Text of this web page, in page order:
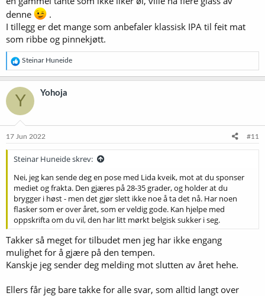
denne
.
I tillegg er det mange som anbefaler klassisk IPA til feit mat
som ribbe og pinnekjøtt.
R
e
a
k
s
o
e
Steinar Huneide
Y Yohoja
17 Jun 2022 #11
Steinar Huneide skrev:
Nei, jeg kan sende deg en pose med Lida kveik, mot at du sponser
mediet og frakta. Den gjæres på 28-35 grader, og holder at du
brygger i høst - men det gjør slett ikke noe å ta det nå. Har noen
flasker som er over året, som er veldig gode. Kan hjelpe med
oppskrifta om du vil, den har litt mørkt belgisk sukker i seg.
Takker så meget for tilbudet men jeg har ikke engang
mulighet for å gjære på den tempen.
Kanskje jeg sender deg melding mot slutten av året hehe.
Ellers får jeg bare takke for alle svar, som alltid langt over